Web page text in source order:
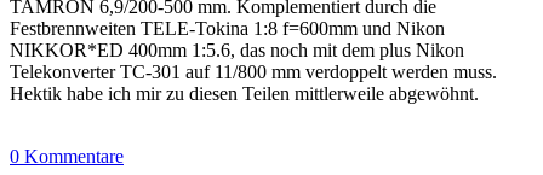
TAMRON 6,9/200-500 mm. Komplementiert durch die
Festbrennweiten TELE-Tokina 1:8 f=600mm und Nikon
NIKKOR*ED 400mm 1:5.6, das noch mit dem plus Nikon
Telekonverter TC-301 auf 11/800 mm verdoppelt werden muss.
Hektik habe ich mir zu diesen Teilen mittlerweile abgewöhnt.
0 Kommentare